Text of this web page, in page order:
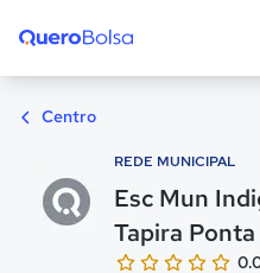
Centro
REDE MUNICIPAL
Esc Mun
Tapira Ponta